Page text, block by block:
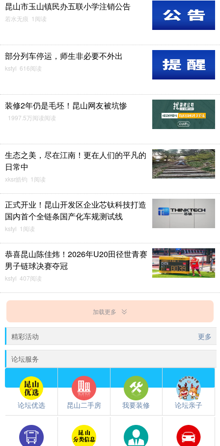
昆山市玉山镇民办五联小学注销公告
若水无痕 1阅读
部分列车停运，师生非必要不外出
kstyl 616阅读
装修2年仍是毛坯！昆山网友被坑惨
1997.5万阅读阅读
生态之美，尽在江南！更在人们的平凡的
日常中
xksr皓钧 1阅读
正式开业！昆山开发区企业芯钛科技打造
国内首个全链条国产化车规测试线
kstyl 1阅读
恭喜昆山陈佳炜！2026年U20田径世青赛
男子链球决赛夺冠
kstyl 407阅读
加载更多
精彩活动 更多
论坛服务
论坛优选 昆山二手房 我要装修 论坛亲子